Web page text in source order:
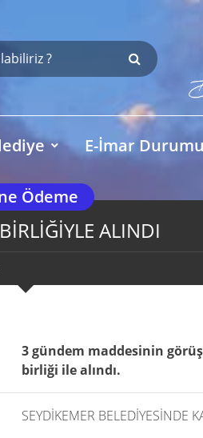
E-İmar Durumu
Ödeme
ALINDI
3 gündem maddesinin
birliği ile alındı.
SEYDİKEMER BELEDİYESİNDE